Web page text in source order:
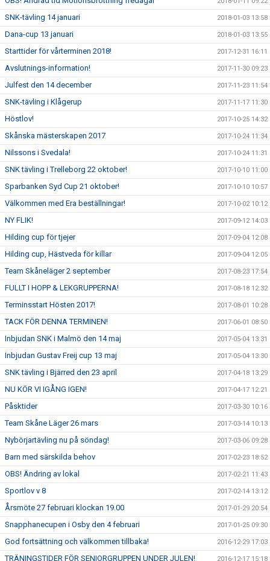
SNK-tävling 14 januari 2018-01-03 13:58
Dana-cup 13 januari 2018-01-03 13:55
Starttider för vårterminen 2018! 2017-12-31 16:11
Avslutnings-information! 2017-11-30 09:23
Julfest den 14 december 2017-11-23 11:54
SNK-tävling i Klågerup 2017-11-17 11:30
Höstlov! 2017-10-25 14:32
Skånska mästerskapen 2017 2017-10-24 11:34
Nilssons i Svedala! 2017-10-24 11:31
SNK tävling i Trelleborg 22 oktober! 2017-10-10 11:00
Sparbanken Syd Cup 21 oktober! 2017-10-10 10:57
Välkommen med Era beställningar! 2017-10-02 10:12
NY FLIK! 2017-09-12 14:03
Hilding cup för tjejer 2017-09-04 12:08
Hilding cup, Hästveda för killar 2017-09-04 12:05
Team Skåneläger 2 september 2017-08-23 17:54
FULLT I HOPP & LEKGRUPPERNA! 2017-08-18 12:32
Terminsstart Hösten 2017! 2017-08-01 10:28
TACK FÖR DENNA TERMINEN! 2017-06-01 08:50
Inbjudan SNK i Malmö den 14 maj 2017-05-04 13:31
Inbjudan Gustav Freij cup 13 maj 2017-05-04 13:30
SNK tävling i Bjärred den 23 april 2017-04-18 13:29
NU KÖR VI IGÅNG IGEN! 2017-04-17 12:21
Påsktider 2017-03-30 10:16
Team Skåne Läger 26 mars 2017-03-14 10:13
Nybörjartävling nu på söndag! 2017-03-06 09:28
Barn med särskilda behov 2017-02-23 18:52
OBS! Ändring av lokal 2017-02-21 11:43
Sportlov v 8 2017-02-14 13:12
Årsmöte 27 februari klockan 19.00 2017-01-29 20:54
Snapphanecupen i Osby den 4 februari 2017-01-25 09:30
God fortsättning och välkommen tillbaka! 2016-12-29 17:03
TRÄNINGSTIDER FÖR SENIORGRUPPEN UNDER JULEN! 2016-12-17 15:18